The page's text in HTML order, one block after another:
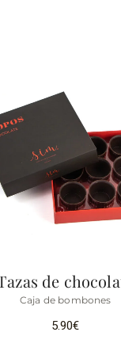
de
Caja de bombones
5.90€